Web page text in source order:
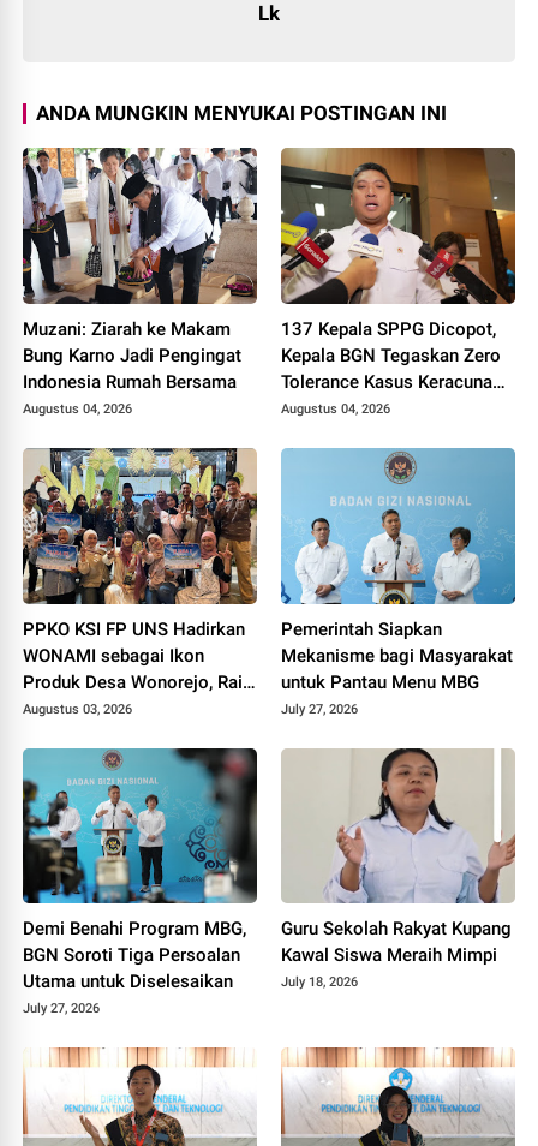
Lk
ANDA MUNGKIN MENYUKAI POSTINGAN INI
Muzani: Ziarah ke Makam
Bung Karno Jadi Pengingat
Indonesia Rumah Bersama
Augustus 04, 2026
137 Kepala SPPG Dicopot,
Kepala BGN Tegaskan Zero
Tolerance Kasus Keracunan
MBG
Augustus 04, 2026
PPKO KSI FP UNS Hadirkan
WONAMI sebagai Ikon
Produk Desa Wonorejo, Raih
Tiga Penghargaan di
Augustus 03, 2026
Pemerintah Siapkan
Mekanisme bagi Masyarakat
untuk Pantau Menu MBG
July 27, 2026
Demi Benahi Program MBG,
BGN Soroti Tiga Persoalan
Utama untuk Diselesaikan
July 27, 2026
Guru Sekolah Rakyat Kupang
Kawal Siswa Meraih Mimpi
July 18, 2026